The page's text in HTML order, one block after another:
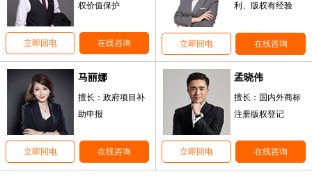
权价值保护
立即回电 在线咨询
利、版权有经验
立即回电 在线咨询
马丽娜
擅长：政府项目补
助申报
立即回电 在线咨询
孟晓伟
擅长：国内外商标
注册版权登记
立即回电 在线咨询